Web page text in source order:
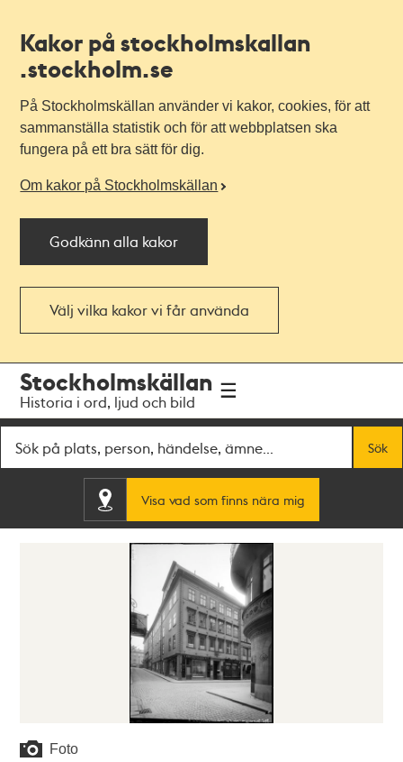
Kakor på stockholmskallan
.stockholm.se
På Stockholmskällan använder vi kakor, cookies, för att
sammanställa statistik och för att webbplatsen ska
fungera på ett bra sätt för dig.
Om kakor på Stockholmskällan
Godkänn alla kakor
Välj vilka kakor vi får använda
navigationen
huvudinnehållet
Stockholmskällan
Historia i ord, ljud och bild
Sök
Visa vad som finns nära mig
Foto